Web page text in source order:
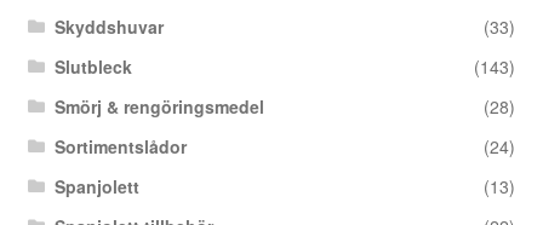
Skyddshuvar
(33)
Slutbleck
(143)
Smörj & rengöringsmedel
(28)
Sortimentslådor
(24)
Spanjolett
(13)